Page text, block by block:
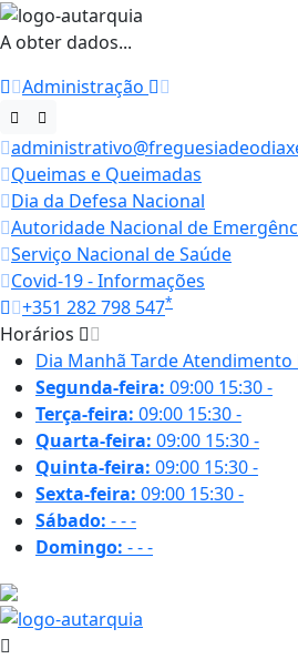
A obter dados...
Administração
Queimas e Queimadas
Dia da Defesa Nacional
Autoridade Nacional de
Serviço Nacional de Saúde
Covid-19 - Informações
+351 282 798 547*
Horários
Dia Manhã TardeAtendimento
Segunda-feira: 09:00 15:30-
Terça-feira: 09:00 15:30-
Quarta-feira: 09:00 15:30-
Quinta-feira: 09:00 15:30-
Sexta-feira: 09:00 15:30-
Sábado: ---
Domingo: ---